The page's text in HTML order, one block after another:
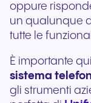
oppure
un qualunque
tutte le
È importante
sistema
gli strumenti